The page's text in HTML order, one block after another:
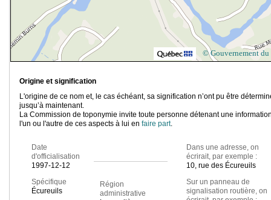
© Gouvernement du
Origine et signification
L'origine de ce nom et, le cas échéant, sa signification n’ont pu être
jusqu’à maintenant.
La Commission de toponymie invite toute personne détenant une
l'un ou l'autre de ces aspects à lui en faire part.
Date
d'officialisation
1997-12-12
Spécifique
Écureuils
Région
administrative
Dans une adresse, on
écrirait, par exemple :
10, rue des Écureuils
Sur un panneau de
signalisation routière, on